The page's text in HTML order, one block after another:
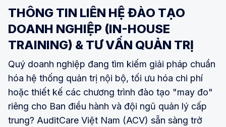
THÔNG TIN LIÊN HỆ ĐÀO TẠO
DOANH NGHIỆP (IN-HOUSE
TRAINING) & TƯ VẤN QUẢN TRỊ
Quý doanh nghiệp đang tìm kiếm giải pháp chuẩn
hóa hệ thống quản trị nội bộ, tối ưu hóa chi phí
hoặc thiết kế các chương trình đào tạo "may đo"
riêng cho Ban điều hành và đội ngũ quản lý cấp
trung? AuditCare Việt Nam (ACV) sẵn sàng trở